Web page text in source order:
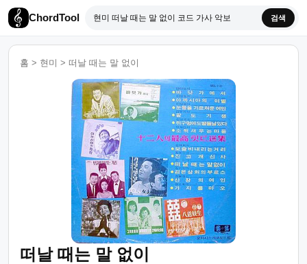
ChordTool 검색
홈 > 현미 > 떠날 때는 말 없이
떠날 때는 말 없이